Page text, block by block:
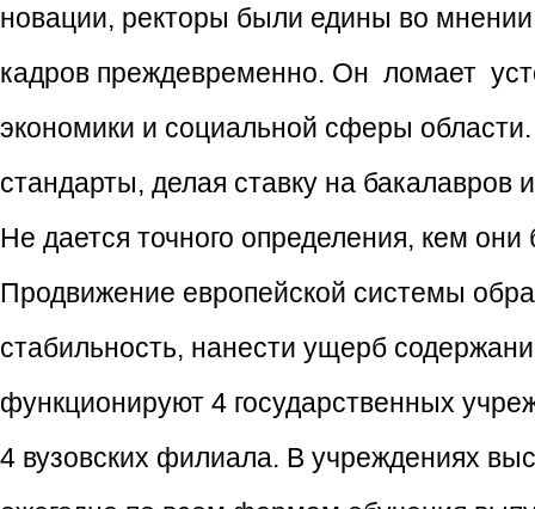
новации, ректоры были едины во
кадров преждевременно. Он ломает
экономики и социальной сферы
стандарты, делая ставку на
Не дается точного определения, кем они
Продвижение европейской системы
стабильность, нанести ущерб
функционируют 4 государственных
4 вузовских филиала. В учреждениях